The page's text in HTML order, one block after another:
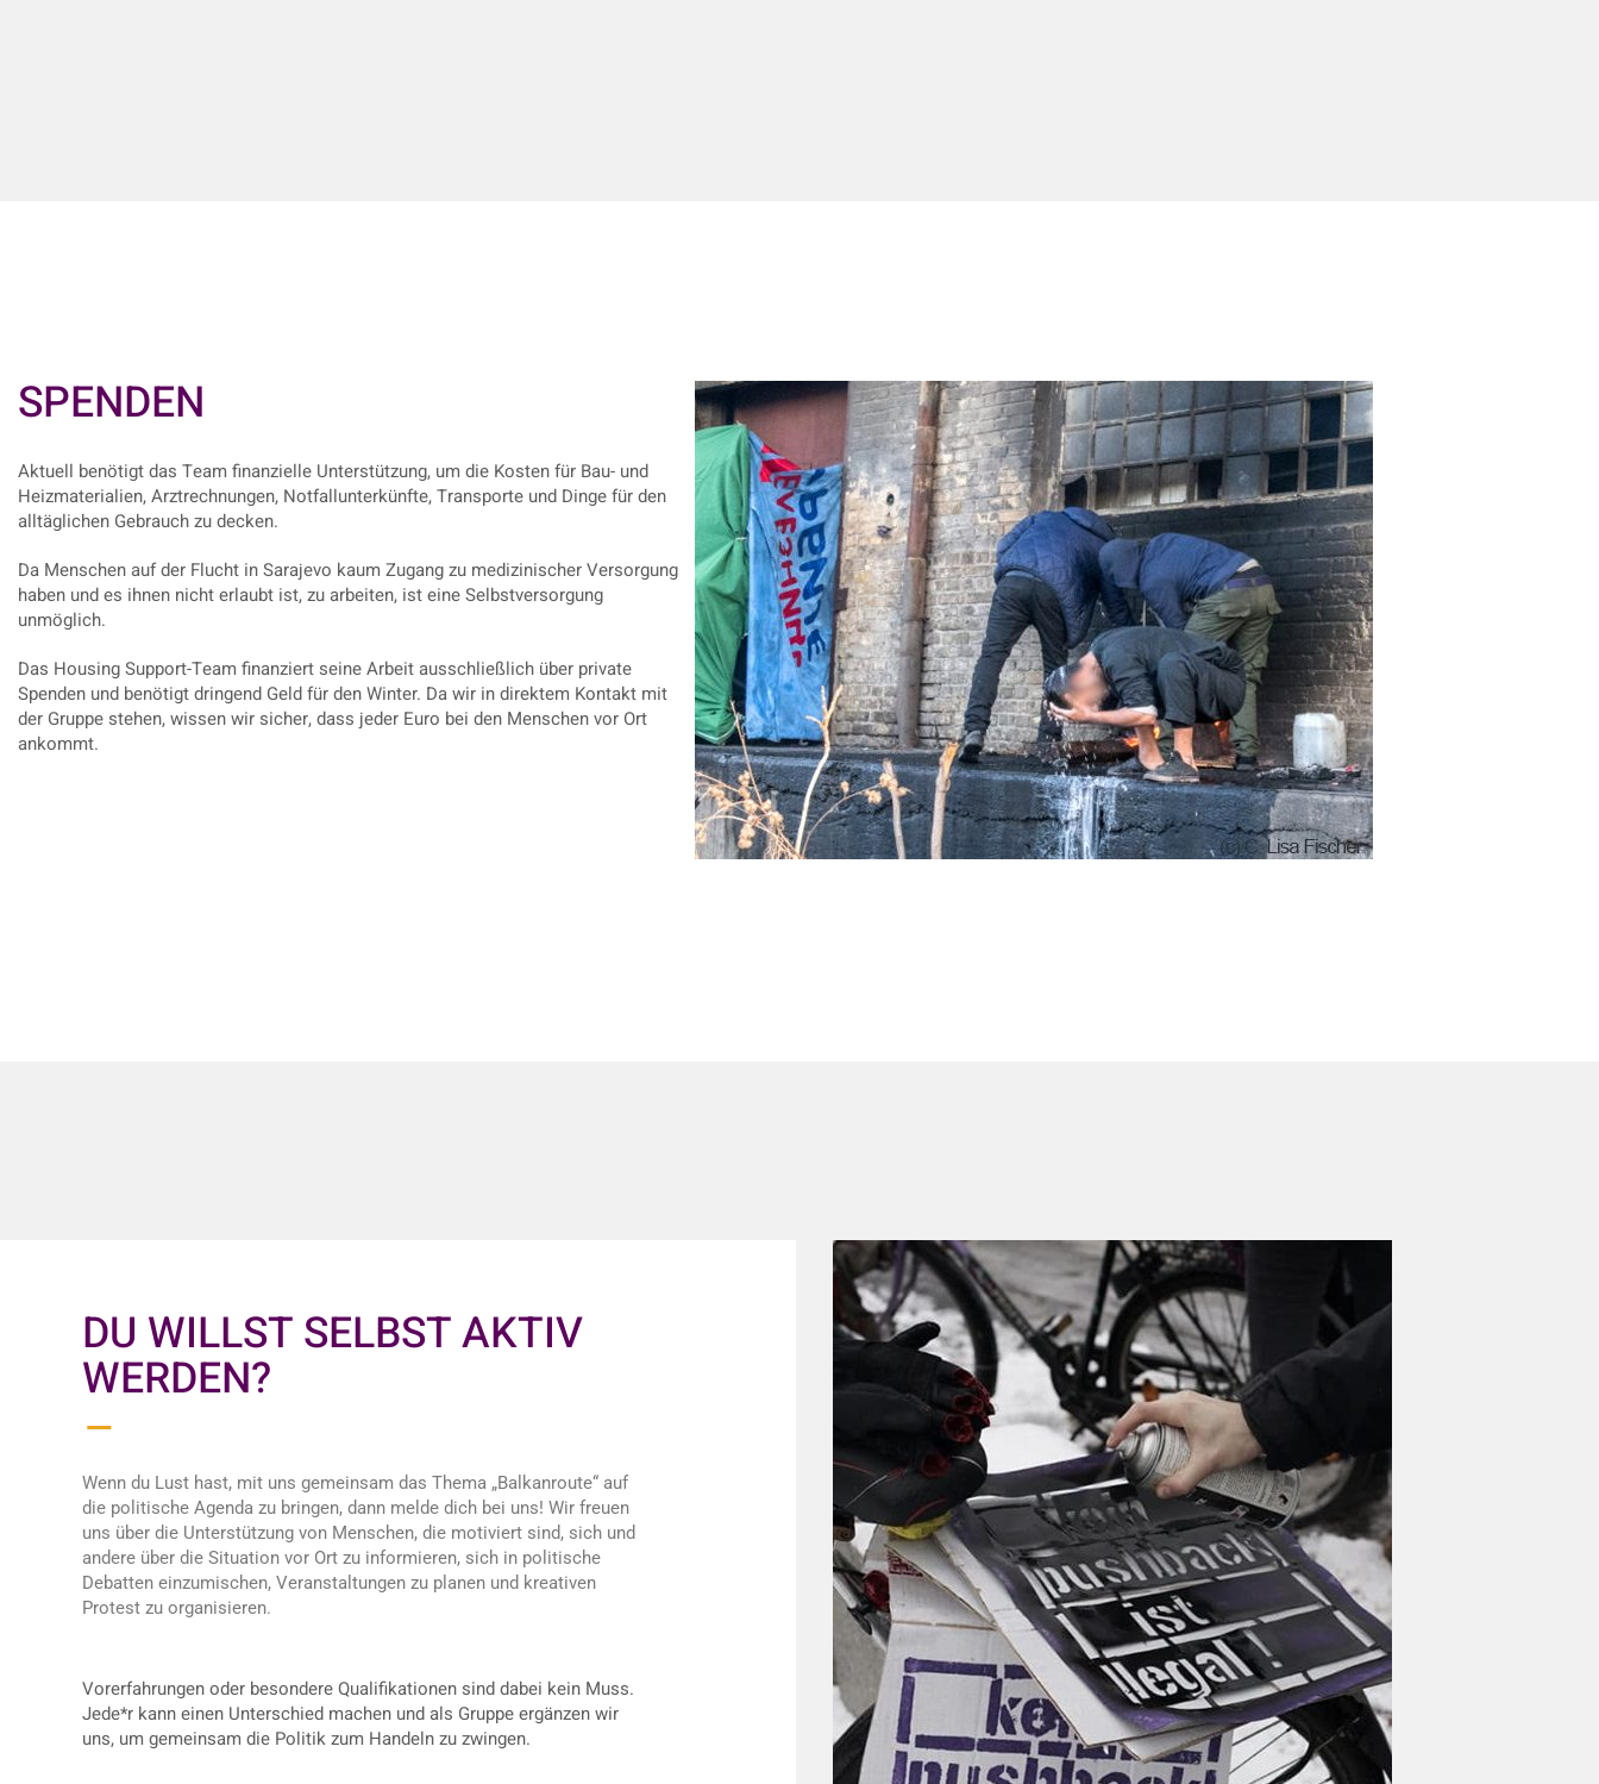
SPENDEN
Aktuell benötigt das Team finanzielle Unterstützung, um die Kosten für Bau- und
Heizmaterialien, Arztrechnungen, Notfallunterkünfte, Transporte und Dinge für den
alltäglichen Gebrauch zu decken.
Da Menschen auf der Flucht in Sarajevo kaum Zugang zu medizinischer Versorgung
haben und es ihnen nicht erlaubt ist, zu arbeiten, ist eine Selbstversorgung
unmöglich.
Das Housing Support-Team finanziert seine Arbeit ausschließlich über private
Spenden und benötigt dringend Geld für den Winter. Da wir in direktem Kontakt mit
der Gruppe stehen, wissen wir sicher, dass jeder Euro bei den Menschen vor Ort
ankommt.
DU WILLST SELBST AKTIV
WERDEN?
Wenn du Lust hast, mit uns gemeinsam das Thema „Balkanroute“ auf
die politische Agenda zu bringen, dann melde dich bei uns! Wir freuen
uns über die Unterstützung von Menschen, die motiviert sind, sich und
andere über die Situation vor Ort zu informieren, sich in politische
Debatten einzumischen, Veranstaltungen zu planen und kreativen
Protest zu organisieren.
Vorerfahrungen oder besondere Qualifikationen sind dabei kein Muss.
Jede*r kann einen Unterschied machen und als Gruppe ergänzen wir
uns, um gemeinsam die Politik zum Handeln zu zwingen.